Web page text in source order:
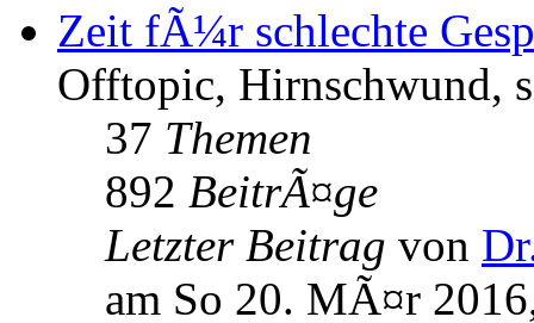
Zeit fÃ¼r schlechte
Offtopic, Hirnschwund,
37 Themen
892 BeitrÃ¤ge
Letzter Beitrag von
am So 20. MÃ¤r